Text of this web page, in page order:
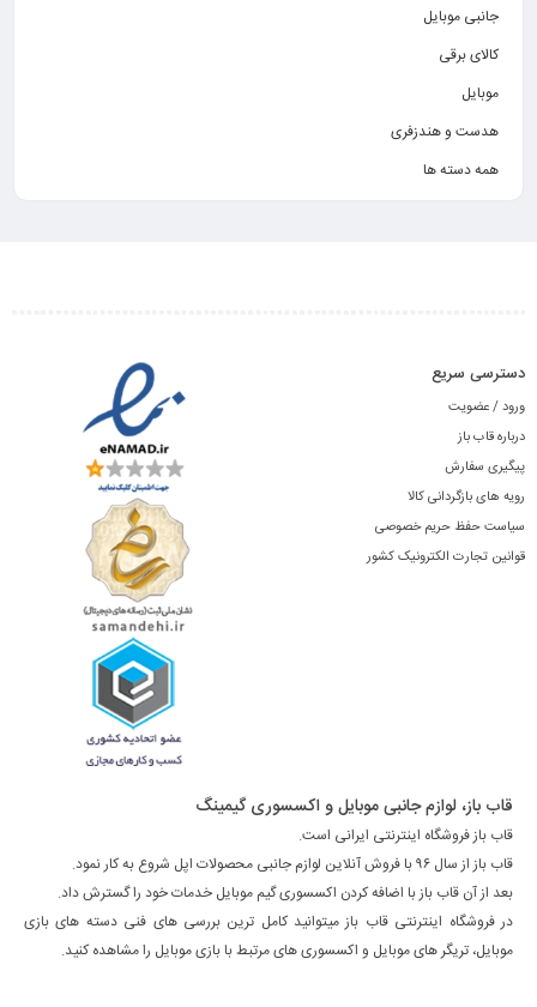
جانبی موبایل
کالای برقی
موبایل
هدست و هندزفری
همه دسته ها
دسترسی سریع
ورود / عضویت
درباره قاب باز
پیگیری سفارش
رویه های بازگردانی کالا
سیاست حفظ حریم خصوصی
قوانین تجارت الکترونیک کشور
قاب باز، لوازم جانبی موبایل و اکسسوری گیمینگ
قاب باز فروشگاه اینترنتی ایرانی است.
قاب باز از سال ۹۶ با فروش آنلاین لوازم جانبی محصولات اپل شروع به کار نمود.
بعد از آن قاب باز با اضافه کردن اکسسوری گیم موبایل خدمات خود را گسترش داد.
در فروشگاه اینترنتی قاب باز میتوانید کامل ترین بررسی های فنی دسته های بازی
موبایل، تریگر های موبایل و اکسسوری های مرتبط با بازی موبایل را مشاهده کنید.